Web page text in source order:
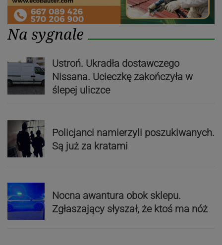
Na sygnale
Ustroń. Ukradła dostawczego
Nissana. Ucieczkę zakończyła w
ślepej uliczce
Policjanci namierzyli poszukiwanych.
Są już za kratami
Nocna awantura obok sklepu.
Zgłaszający słyszał, że ktoś ma nóż